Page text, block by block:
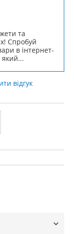
та
Спробуй
в інтернет-
відгук